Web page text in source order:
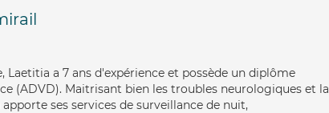
Laetitia a 7 ans d'expérience et possède un diplôme
(ADVD). Maitrisant bien les troubles neurologiques et la
ses services de surveillance de nuit,